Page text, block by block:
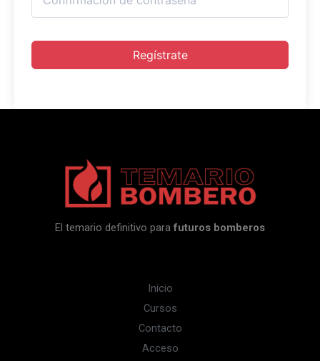
Regístrate
El temario definitivo para futuros bomberos
Inicio
Cursos
Contacto
Acceso